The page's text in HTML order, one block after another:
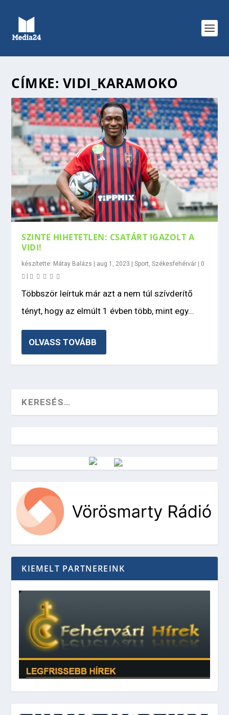
CÍMKE: VIDI_KARAMOKO
SZINTE HIHETETLEN: CSATÁRT IGAZOLT A
VIDI!
készítette: Mátay Balázs | aug 1, 2023 |Sport ,Székesfehérvár | 0
|
Többször leírtuk már azt a nem túl szívderítő
tényt, hogy az elmúlt 1 évben több, mint egy...
OLVASS TOVÁBB
Vörösmarty Rádió
KIEMELT PARTNEREINK